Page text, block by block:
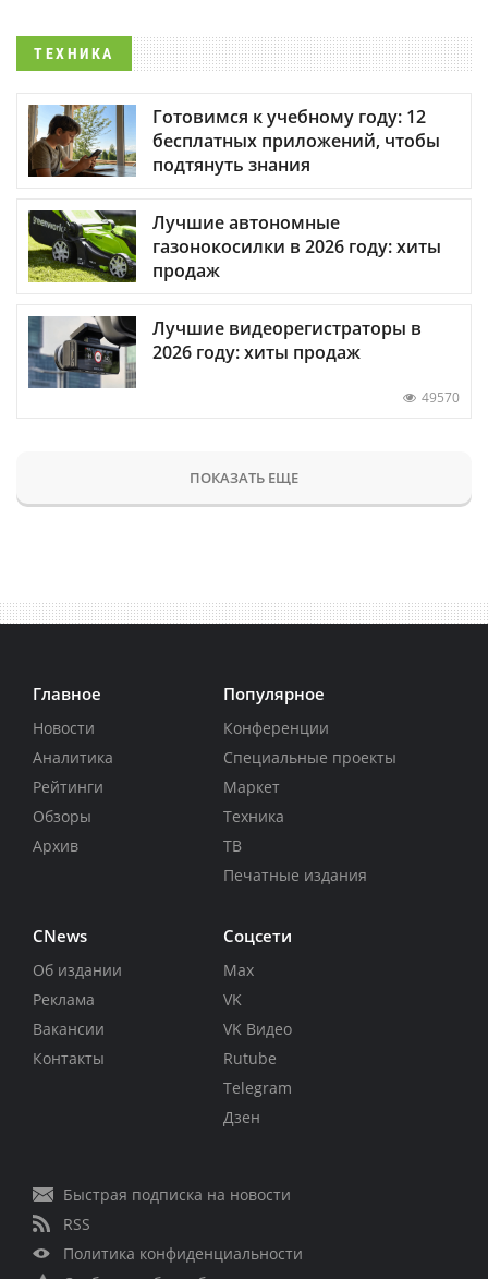
ТЕХНИКА
Готовимся к учебному году: 12
бесплатных приложений, чтобы
подтянуть знания
Лучшие автономные
газонокосилки в 2026 году: хиты
продаж
Лучшие видеорегистраторы в
2026 году: хиты продаж
49570
ПОКАЗАТЬ ЕЩЕ
Главное
Новости
Аналитика
Рейтинги
Обзоры
Архив
Популярное
Конференции
Специальные проекты
Маркет
Техника
ТВ
Печатные издания
CNews
Об издании
Реклама
Вакансии
Контакты
Соцсети
Max
VK
VK Видео
Rutube
Telegram
Дзен
Быстрая подписка на новости
RSS
Политика конфиденциальности